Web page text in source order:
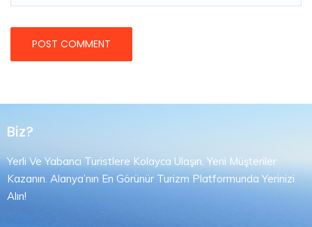
Biz?
Yerli Ve Yabancı Turistlere Kolayca Ulaşın, Yeni Müşteriler
Kazanın. Alanya’nın En Görünür Turizm Platformunda Yerinizi
Alın!